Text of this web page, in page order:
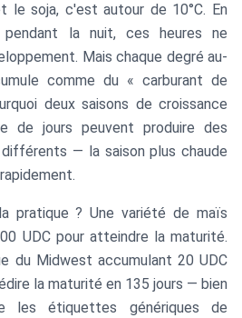
le soja, c'est autour de 10°C. En
la nuit, ces heures ne
Mais chaque degré au-
comme du « carburant de
deux saisons de croissance
de jours peuvent produire des
— la saison plus chaude
pratique ? Une variété de maïs
UDC pour atteindre la maturité.
du Midwest accumulant 20 UDC
la maturité en 135 jours — bien
les étiquettes génériques de